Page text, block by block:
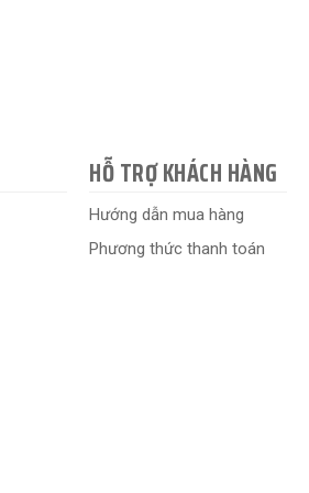
HỖ TRỢ KHÁCH HÀNG
Hướng dẫn mua hàng
Phương thức thanh toán